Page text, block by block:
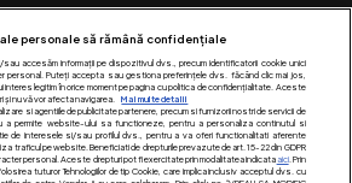
ne pe:
personale să rămână confidențiale
accesăm informații pe dispozitivul dvs., precum identificatorii cookie unici
personal. Puteți accepta sau gestiona preferințele dvs. făcând clic mai jos,
legitim în orice moment pe pagina cu politica de confidențialitate. Aceste
și nu vă vor afecta navigarea.
Mai multe detalii
si agentiile de publicitate partenere, precum si furnizorii nostri de servicii de
a permite website-ului sa functioneze, pentru a personaliza continutul si
de interesele si/sau profilul dvs., pentru a va oferi functionalitati aferente
traficul pe website. Beneficiati de drepturile prevazute de art. 15-22 din GDPR
personal. Aceste drepturi pot fi exercitate prin modalitatea indicataaici. Prin
tuturor Tehnologiilor de tip Cookie, care implica inclusiv acceptul dvs. cu